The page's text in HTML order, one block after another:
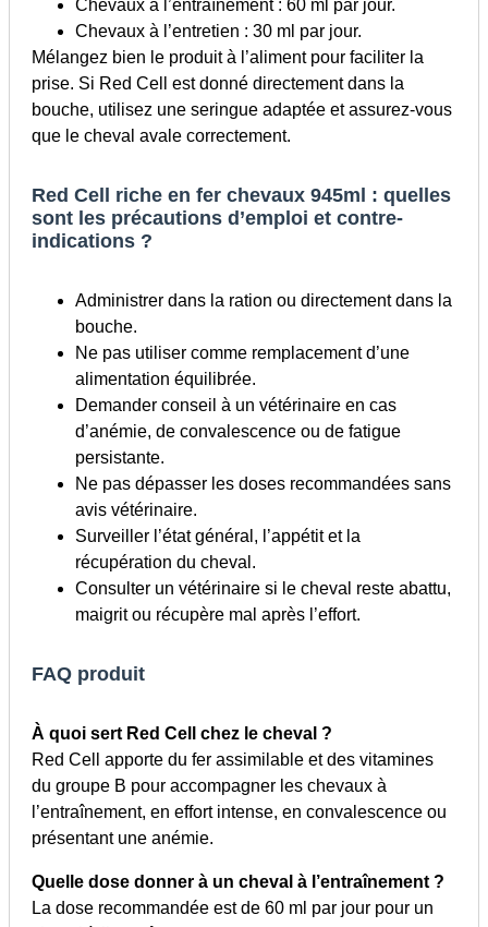
Chevaux à l’entraînement : 60 ml par jour.
Chevaux à l’entretien : 30 ml par jour.
Mélangez bien le produit à l’aliment pour faciliter la
prise. Si Red Cell est donné directement dans la
bouche, utilisez une seringue adaptée et assurez-vous
que le cheval avale correctement.
Red Cell riche en fer chevaux 945ml : quelles
sont les précautions d’emploi et contre-
indications ?
Administrer dans la ration ou directement dans la
bouche.
Ne pas utiliser comme remplacement d’une
alimentation équilibrée.
Demander conseil à un vétérinaire en cas
d’anémie, de convalescence ou de fatigue
persistante.
Ne pas dépasser les doses recommandées sans
avis vétérinaire.
Surveiller l’état général, l’appétit et la
récupération du cheval.
Consulter un vétérinaire si le cheval reste abattu,
maigrit ou récupère mal après l’effort.
FAQ produit
À quoi sert Red Cell chez le cheval ?
Red Cell apporte du fer assimilable et des vitamines
du groupe B pour accompagner les chevaux à
l’entraînement, en effort intense, en convalescence ou
présentant une anémie.
Quelle dose donner à un cheval à l’entraînement ?
La dose recommandée est de 60 ml par jour pour un